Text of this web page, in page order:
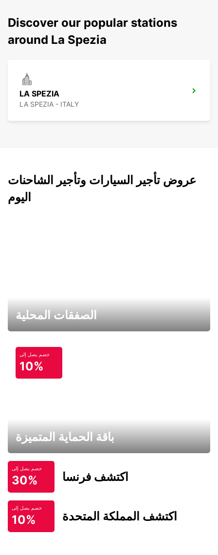
Discover our popular stations
around La Spezia
LA SPEZIA
LA SPEZIA - ITALY
عروض تأجير السيارات وتأجير الشاحنات
اليوم
الصفقات المحلية
خصم يصل إلى
10%
باقة الحماية المتميزة
خصم يصل إلى
30% اكتشف فرنسا
خصم يصل إلى
10% اكتشف المملكة المتحدة